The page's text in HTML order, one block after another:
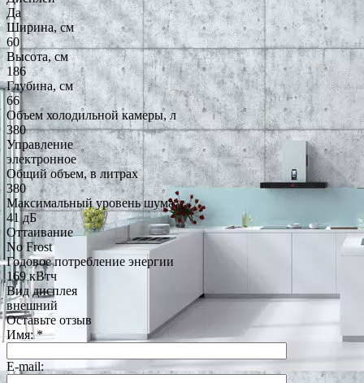
Да
Ширина, см
60
Высота, см
186
Глубина, см
66
Объем холодильной камеры, л
380
Управление
электронное
Общий объем, в литрах
380
Максимальный уровень шума
41 дБ
Оттаивание
No Frost
Годовое потребление энергии
169 кВтч
Вид дисплея
внешний
Оставьте отзыв
Имя:*
E-mail: